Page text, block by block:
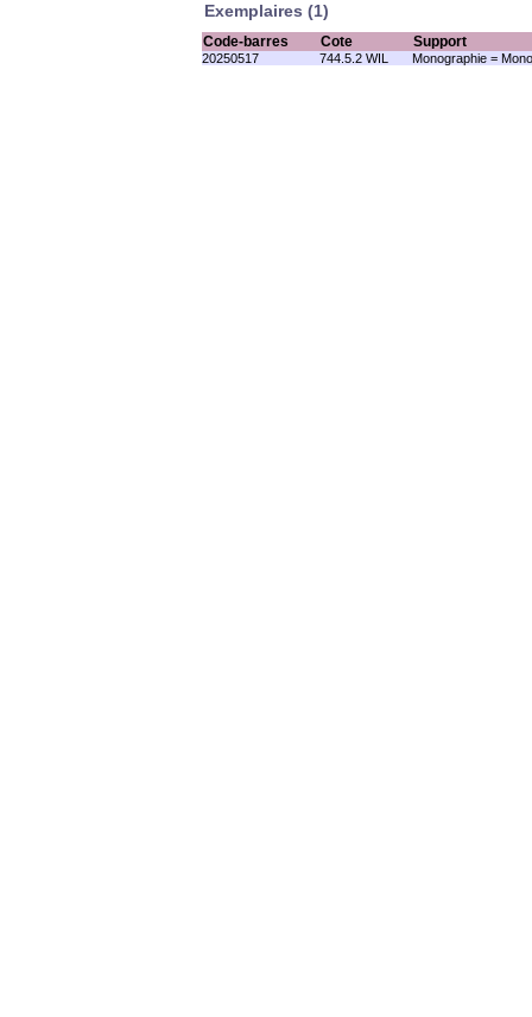
Exemplaires (1)
Code-barres Cote Support
20250517 744.5.2 WIL Monographie =